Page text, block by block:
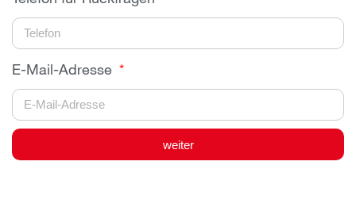
E-Mail-Adresse
weiter